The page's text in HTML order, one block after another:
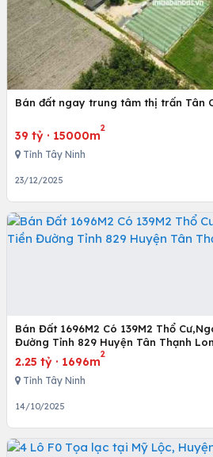
Bán đất ngay trung tâm thị trấn Tân
39 tỷ · 15000m
2
Tỉnh Tây Ninh
23/12/2025
Bán Đất 1696M2 Có 139M2 Thổ
Đường Tỉnh 829 Huyện Tân Thạnh
2.25 tỷ · 1696m
2
Tỉnh Tây Ninh
14/10/2025